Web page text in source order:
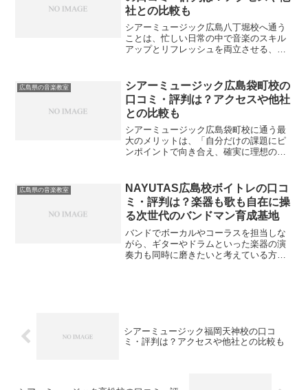
社との比較も
シアーミュージック広島八丁堀校へ通う
ことは、忙しい日常の中で音楽のスキル
アップとリフレッシュを両立させる、最
練習方法の盲点に気づき、基礎から着実
に上達の階段を登ることが...
広島県の音楽教室
シアーミュージック広島袋町校の
口コミ・評判は？アクセスや他社
との比較も
シアーミュージック広島袋町校に通う最
大のメリットは、「自分だけの課題にピ
ンポイントで向き合え、確実に理想の音
で癖や弱点に気づくのは非常に困難で
す。プロの客観的な指導を受...
広島県の音楽教室
NAYUTAS広島校ボイトレの口コ
ミ・評判は？楽器も歌も自在に操
る次世代のバンドマン育成基地
バンドでボーカルやコーラスを担当しな
がら、ギターやドラムといった楽器の演
奏力も同時に磨きたいと考えている方は
シアーミュージック福岡天神校の口コ
ミ・評判は？アクセスや他社との比較も